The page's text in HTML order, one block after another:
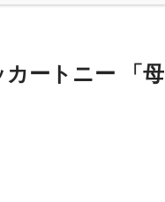
ートニー 「母